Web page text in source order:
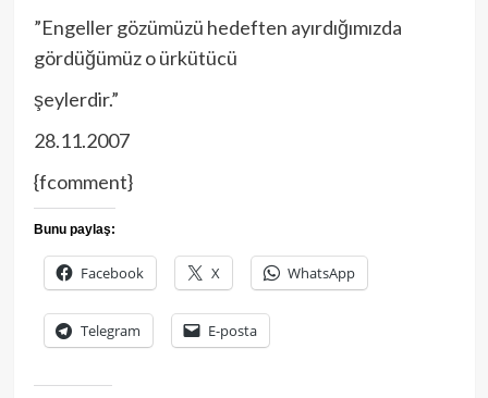
”Engeller gözümüzü hedeften ayırdığımızda
gördüğümüz o ürkütücü
şeylerdir.”
28.11.2007
{fcomment}
Bunu paylaş:
Facebook X WhatsApp
Telegram E-posta